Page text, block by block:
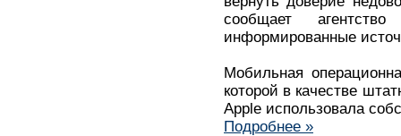
сообщает
информированные
Мобильная
которой в качестве
Apple использовала
Подробнее »